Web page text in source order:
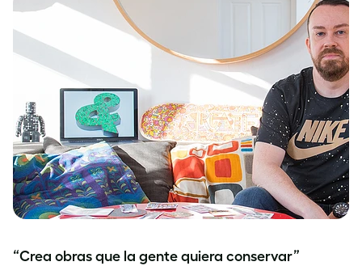
“Crea obras que la gente quiera conservar”